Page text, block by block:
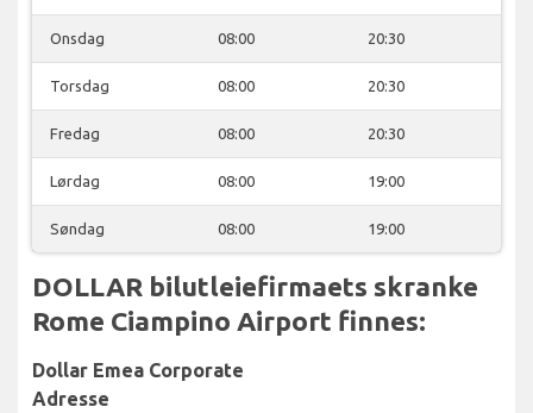
Onsdag 08:00 20:30
Torsdag 08:00 20:30
Fredag 08:00 20:30
Lørdag 08:00 19:00
Søndag 08:00 19:00
DOLLAR bilutleiefirmaets skranke
Rome Ciampino Airport finnes:
Dollar Emea Corporate
Adresse